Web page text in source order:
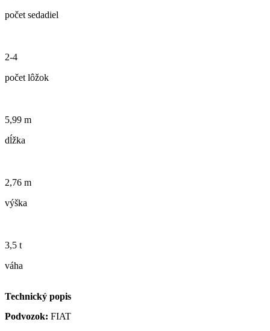
počet sedadiel
2-4
počet lôžok
5,99 m
dĺžka
2,76 m
výška
3,5 t
váha
Technický popis
Podvozok: FIAT